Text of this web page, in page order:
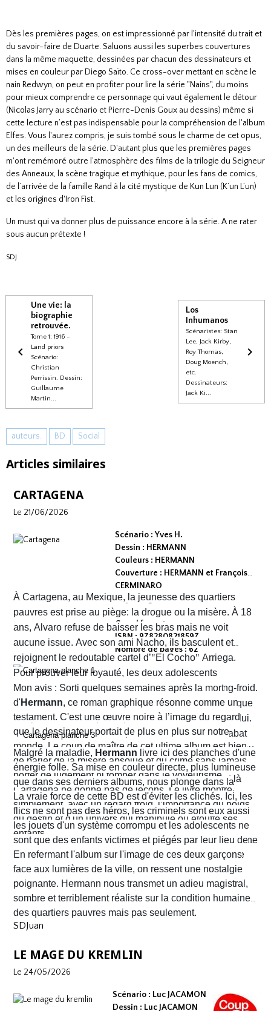
Dès les premières pages, on est impressionné par l'intensité du trait et
du savoir-faire de Duarte. Saluons aussi les superbes couvertures
dans la même maquette, dessinées par chacun des dessinateurs et
mises en couleur par Diego Saïto. Ce cross-over mettant en scène le
nain Redwyn, on peut en profiter pour lire la série "Nains", du moins
pour mieux comprendre ce personnage qui vaut également le détour
(Nicolas Jarry au scénario et Pierre-Denis Goux au dessins) même si
cette lecture n’est pas indispensable pour la compréhension de l'album
Elfes. Vous l'aurez compris, je suis tombé sous le charme de cet opus,
un des meilleurs de la série. D'autant plus que les premières pages
m'ont remémoré outre l’atmosphère des films de la trilogie du Seigneur
des Anneaux, la scène tragique et mythique, pour les fans de comics,
de l’arrivée de la famille Rand à la cité mystique de Kun Lun (K’un L’un)
et les origines d'Iron Fist.
Un must qui va donner plus de puissance encore à la série. A ne rater
sous aucun prétexte !
SDJ
Une vie: la
biographie
retrouvée.
Tome 1: 1916 -
Land priors
Scénario:
Christian
Perrissin. Dessin:
Guillaume
Martin...
Los
Inhumanos
Scénaristes: Stan
Lee, Jack Kirby,
Roy Thomas,
Doug Moench,
etc.
Dessinateurs:
Jack Ki...
auteurs. BD Social
Articles similaires
CARTAGENA
Le 21/06/2026
Scénario : Yves H.
Dessin : HERMANN
Couleurs : HERMANN
Couverture : HERMANN et François
CERMINARO
Dépot légal : avril 2026
Editeur :
Grand format
ISBN : 9782808218597
Nombre de pages : 62
À Cartagena, au Mexique, la jeunesse des quartiers
pauvres est prise au piège: la drogue ou la misère. À 18
ans, Alvaro refuse de baisser les bras mais ne voit
aucune issue. Avec son ami Nacho, ils basculent et
rejoignent le redoutable cartel d’"El Cocho" Arriega.
Pour prouver leur loyauté, les deux adolescents
reçoivent l'ordre d'exécuter des prisonniers de sang-froid.
Alvaro hésite, tremble mais en proie à une peur panique
finit par obéir. Cela provoque aussitôt un déclic chez lui.
Dans un sursaut de survie, il retourne son arme et abat
l’un des chefs du gang local qui n’est autre que le neveu
d’Arriega. Devenus des hommes à abattre, Alvaro et
Nacho s'enfuient vers la frontière américaine. C’est là
qu’ils vont croiser, Félix Garzon, un flic quadragénaire
fatigué qui les regarde courir…
Mon avis : Sorti quelques semaines après la mort
d'Hermann, ce roman graphique résonne comme un
testament. C'est une œuvre noire à l’image du regard
que le dessinateur portait de plus en plus sur notre
monde. Le coup de maître de cet ultime album est bien
de parler de la misère absolue et du crime sans jamais
porter de jugement ni tomber dans le voyeurisme.
Cartagena ne donne pas de leçons. Le livre montre
simplement, avec un regard froid, l’importance du poids
du destin et d'un univers qui manipule ou étouffe ses
enfants.
Malgré la maladie, Hermann livre ici des planches d'une
énergie folle. Sa mise en couleur directe, plus lumineuse
que dans ses derniers albums, nous plonge dans la
poussière et la sueur comme lui seul savait les
transmettre. On y retrouve ses fameux visages fatigués
aux mâchoires carrées portant en eux toute la détresse
ou la noirceur du monde. Le scénario d' Yves H. est d'une
fluidité exemplaire. On est emporté dans une aventure
mêlant road trip étouffant, récit existentiel et course
contre la montre où chaque case souligne l'urgence de
survivre.
La vraie force de cette BD est d'éviter les clichés. Ici, les
flics ne sont pas des héros, les criminels sont eux aussi
les jouets d'un système corrompu et les adolescents ne
sont que des enfants victimes et piégés par leur lieu de
naissance.
En refermant l'album sur l'image de ces deux garçons
face aux lumières de la ville, on ressent une nostalgie
poignante. Hermann nous transmet un adieu magistral,
sombre et terriblement réaliste sur la condition humaine
des quartiers pauvres mais pas seulement.
SDJuan
LE MAGE DU KREMLIN
Le 24/05/2026
Scénario : Luc JACAMON
Dessin : Luc JACAMON